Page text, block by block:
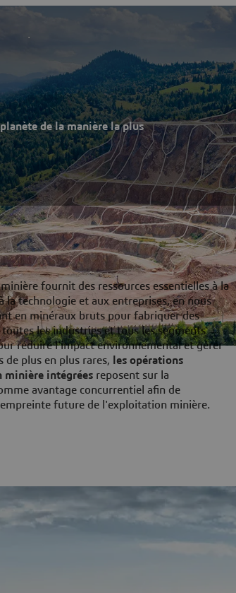
de la manière la plus
fournit des ressources essentielles à la
la technologie et aux entreprises, en nous
en minéraux bruts pour fabriquer des
les industries et tous les segments
réduire l'impact environnemental et gérer
de plus en plus rares,
les opérations
intégrées reposent sur la
avantage concurrentiel afin de
future de l'exploitation minière.